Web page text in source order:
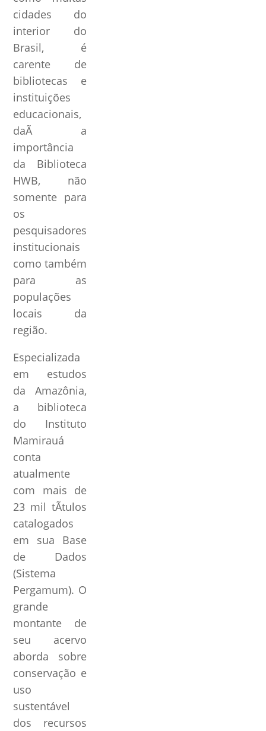
cidades do
interior do
Brasil, é
carente de
bibliotecas e
instituições
educacionais,
daÃ­ a
importância
da Biblioteca
HWB, não
somente para
os
pesquisadores
institucionais
como também
para as
populações
locais da
região.
Especializada
em estudos
da Amazônia,
a biblioteca
do Instituto
Mamirauá
conta
atualmente
com mais de
23 mil tÃ­tulos
catalogados
em sua Base
de Dados
(Sistema
Pergamum). O
grande
montante de
seu acervo
aborda sobre
conservação e
uso
sustentável
dos recursos